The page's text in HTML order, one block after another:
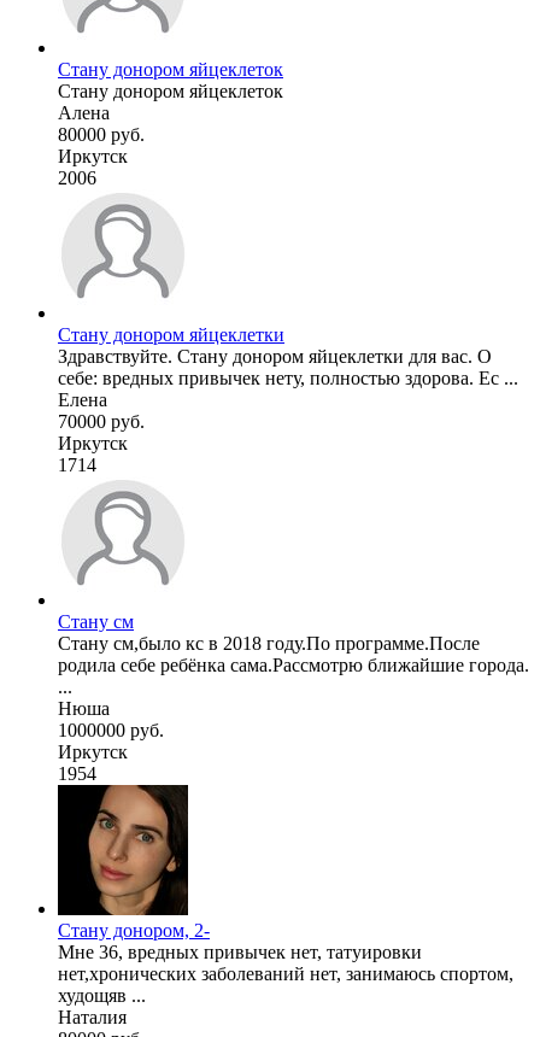
Стану донором яйцеклеток
Стану донором яйцеклеток
Алена
80000 руб.
Иркутск
2006
Стану донором яйцеклетки
Здравствуйте. Стану донором яйцеклетки для вас. О
себе: вредных привычек нету, полностью здорова. Ес ...
Елена
70000 руб.
Иркутск
1714
Стану см
Стану см,было кс в 2018 году.По программе.После
родила себе ребёнка сама.Рассмотрю ближайшие города.
...
Нюша
1000000 руб.
Иркутск
1954
Стану донором, 2-
Мне 36, вредных привычек нет, татуировки
нет,хронических заболеваний нет, занимаюсь спортом,
худощяв ...
Наталия